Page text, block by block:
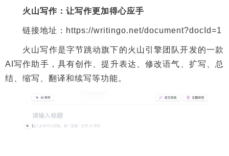
火山写作：让写作更加得心应手
链接地址：https://writingo.net/document?docId=1
火山写作是字节跳动旗下的火山引擎团队开发的一款
AI写作助手，具有创作、提升表达、修改语气、扩写、总
结、缩写、翻译和续写等功能。